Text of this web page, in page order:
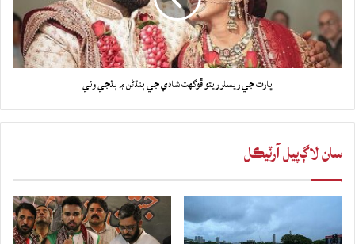
ڀارت جي ريسلر ريتو ڦوگهٽ شادي جي ٻنڌڻن ۾ ٻڌجي وئي
سان لاڳاپيل آرٽيڪل